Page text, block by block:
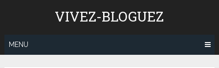
VIVEZ-BLOGUEZ
MENU